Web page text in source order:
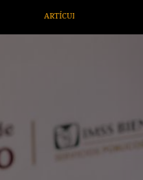
ARTE / ENTRETENIMIENTO